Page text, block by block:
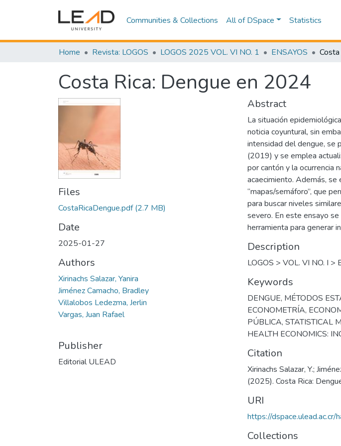
Communities & Collections All of DSpace Statistics
Home Revista: LOGOS LOGOS 2025 VOL. VI NO. 1 ENSAYOS
Costa Rica: Dengue en 2024
Files
CostaRicaDengue.pdf(2.7 MB)
Date
2025-01-27
Authors
Xirinachs Salazar, Yanira
Jiménez Camacho, Bradley
Villalobos Ledezma, Jerlin
Vargas, Juan Rafael
Publisher
Editorial ULEAD
Abstract
La situación
noticia coyuntural, sin
intensidad del dengue, se
(2019) y se emplea
por cantón y la ocurrencia
acaecimiento. Además, se
“mapas/semáforo”, que
para buscar niveles
severo. En este ensayo
herramienta para generar
Description
LOGOS > VOL. VI NO. I >
Keywords
DENGUE, MÉTODOS
ECONOMETRÍA,
PÚBLICA, STATISTICAL
HEALTH ECONOMICS:
Citation
Xirinachs Salazar, Y.;
(2025). Costa Rica:
URI
https://
Collections